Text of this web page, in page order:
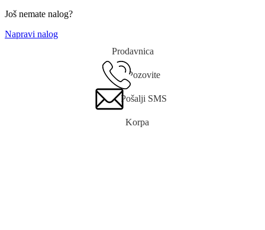
Još nemate nalog?
Napravi nalog
Prodavnica
Pozovite
Pošalji SMS
Korpa